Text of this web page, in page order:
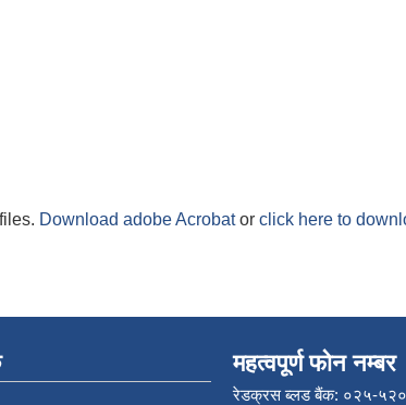
Download adobe Acrobator click here to
महत्वपूर्ण फोन नम्बर
रेडक्रस ब्लड बैंक: ०२५-